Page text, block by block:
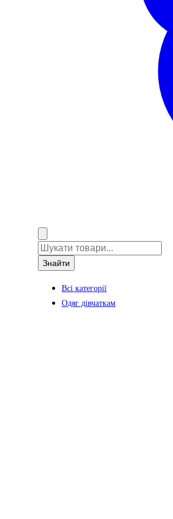
Знайти
Всі категорії
Одяг дівчаткам